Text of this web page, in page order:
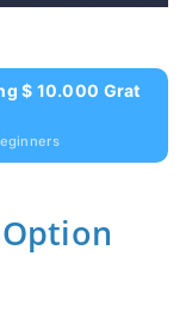
$ 10.000 Grat